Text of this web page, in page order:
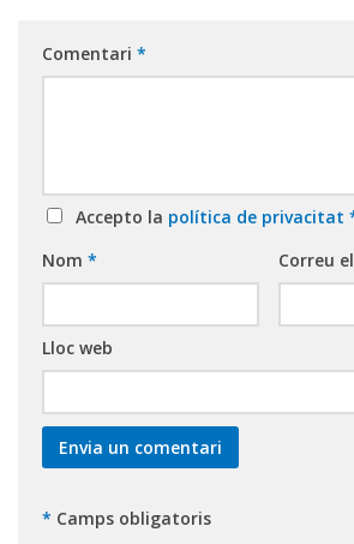
Comentari *
Accepto la política de privacitat
Nom * Correu
Lloc web
* Camps obligatoris